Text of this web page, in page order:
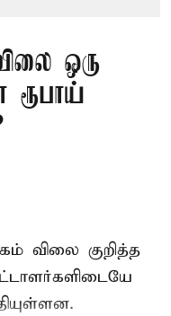
ஒரு
ரூபாய்
விலை குறித்த